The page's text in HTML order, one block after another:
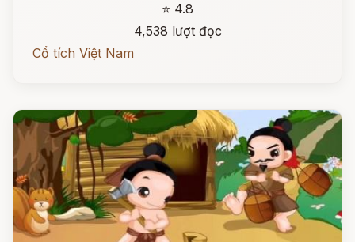
⭐ 4.8
4,538 lượt đọc
Cổ tích Việt Nam